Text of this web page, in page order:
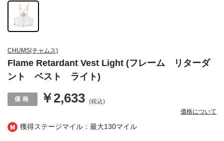
獲得ステージマイル：最大130マイル
CHUMS(チャムス)
Flame Retardant Vest Light (フレーム リターダ
ント ベスト ライト)
￥2,633 (税込)
価格について